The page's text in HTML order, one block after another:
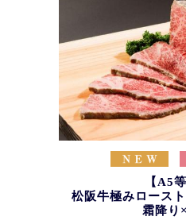
【A5
松阪牛極みロース
霜降り